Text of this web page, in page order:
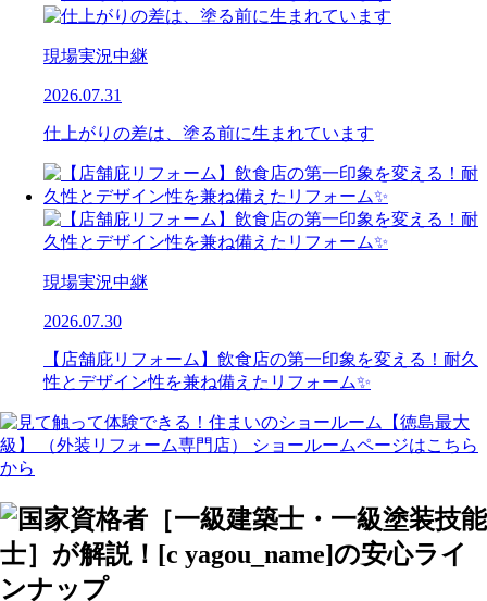
現場実況中継
2026.07.31
仕上がりの差は、塗る前に生まれています
現場実況中継
2026.07.30
【店舗庇リフォーム】飲食店の第一印象を変える！耐久
性とデザイン性を兼ね備えたリフォーム✨